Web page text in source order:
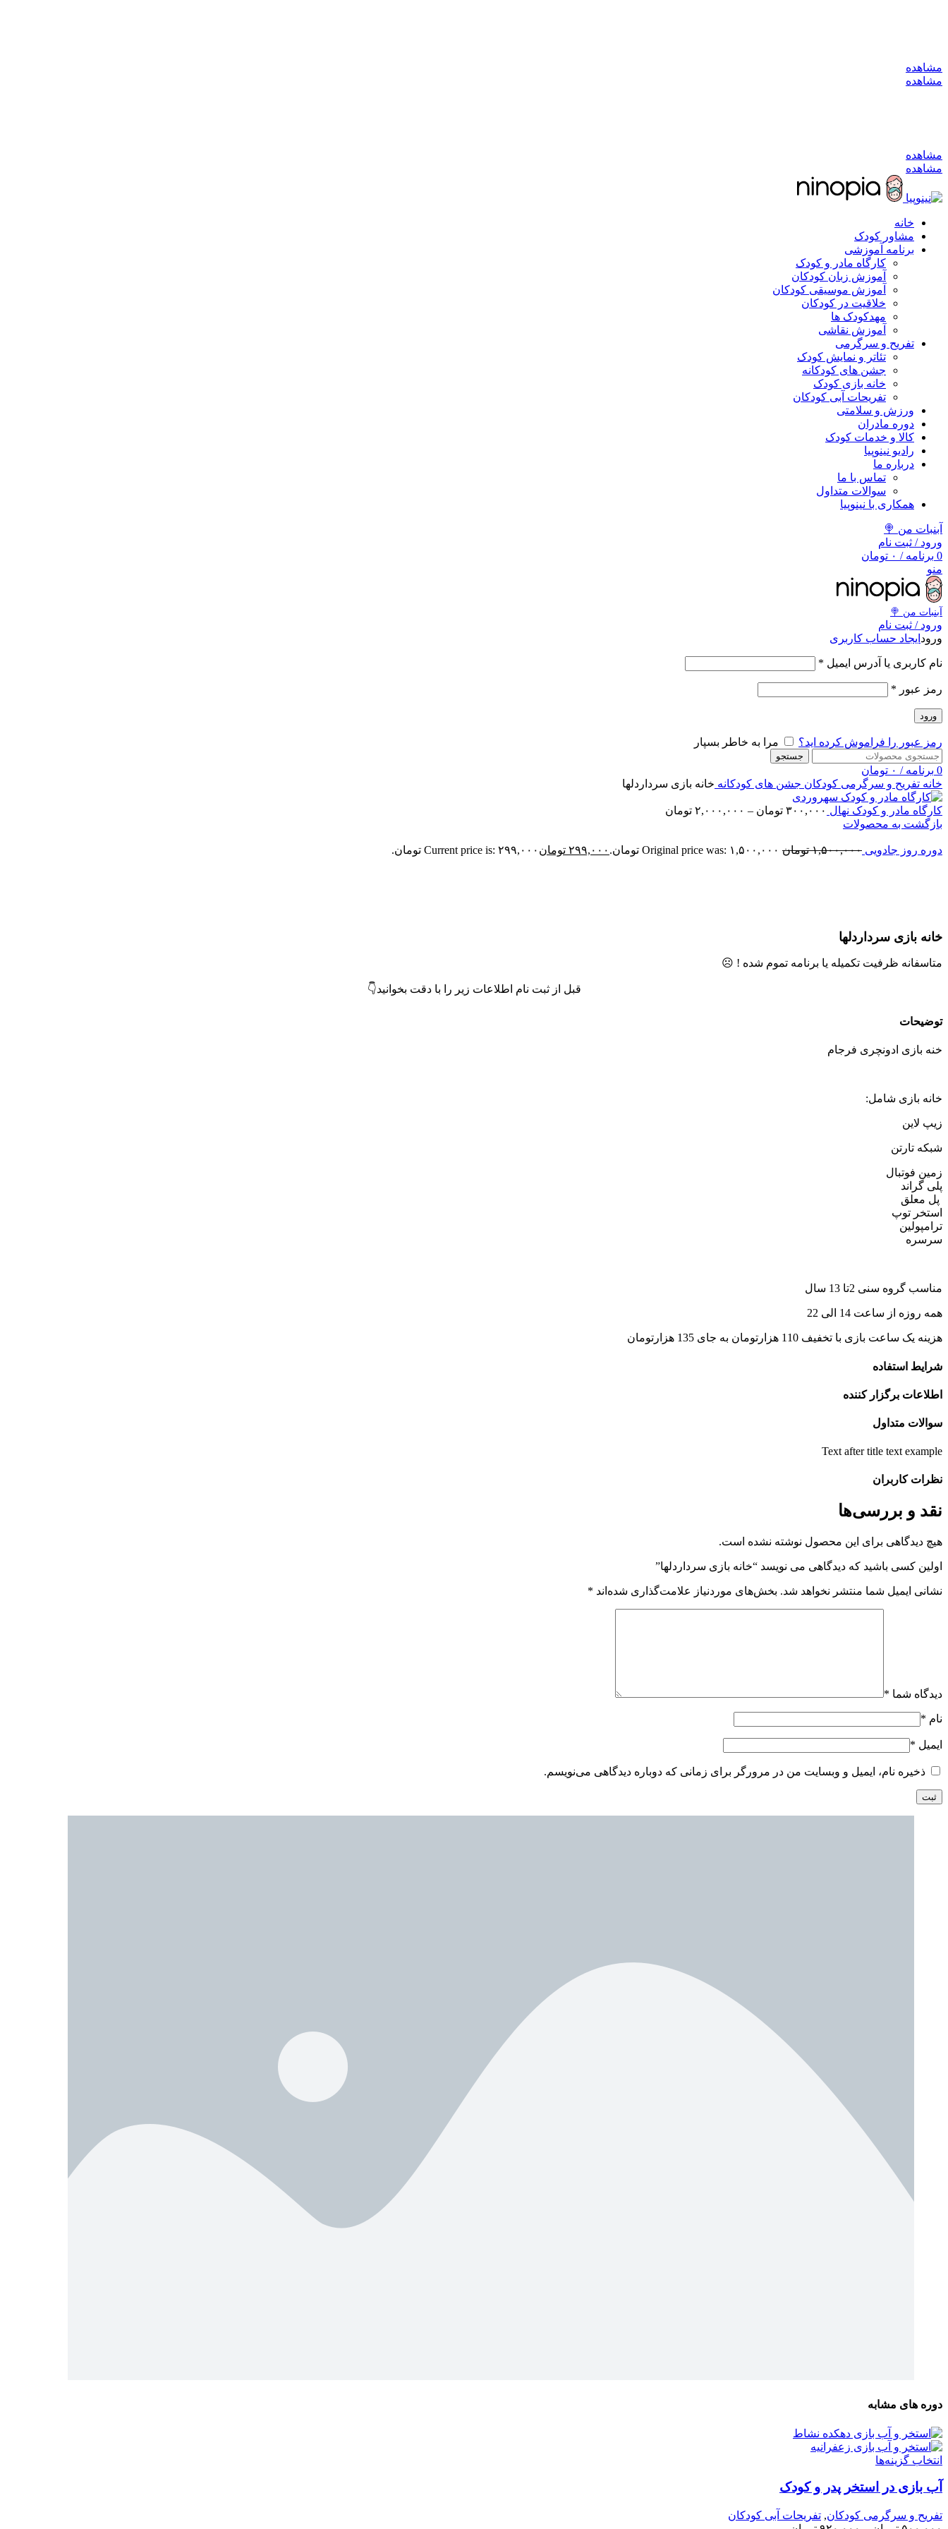
مشاهده
مشاهده
مشاهده
مشاهده
خانه
مشاور کودک
برنامه آموزشی
کارگاه مادر و کودک
آموزش زبان کودکان
آموزش موسیقی کودکان
خلاقیت در کودکان
مهد‌کودک ها
آموزش نقاشی
تفریح و سرگرمی
تئاتر و نمایش کودک
جشن های کودکانه
خانه بازی کودک
تفریحات آبی کودکان
ورزش و سلامتی
دوره مادران
کالا و خدمات کودک
رادیو نینوپیا
درباره ما
تماس با ما
سوالات متداول
همکاری با نینوپیا
آبنبات من 🍭
ورود / ثبت نام
0 برنامه / ۰ تومان
منو
آبنبات‌ من 🍭
ورود / ثبت نام
ورود ایجاد حساب کاربری
نام کاربری یا آدرس ایمیل *
رمز عبور *
ورود
رمز عبور را فراموش کرده اید؟ مرا به خاطر بسپار
جستجو
0 برنامه / ۰ تومان
خانه تفریح و سرگرمی کودکان جشن های کودکانه خانه بازی سرداردلها
کارگاه مادر و کودک نهال ۳۰۰,۰۰۰ تومان – ۲,۰۰۰,۰۰۰ تومان
بازگشت به محصولات
دوره روز جادویی ۱,۵۰۰,۰۰۰ تومان Original price was: ۱,۵۰۰,۰۰۰ تومان. ۲۹۹,۰۰۰ تومان Current price is: ۲۹۹,۰۰۰ تومان.
خانه بازی سرداردلها
متاسفانه ظرفیت تکمیله یا برنامه تموم شده ! ☹️
قبل از ثبت نام اطلاعات زیر را با دقت بخوانید👇
توضیحات
خنه بازی ادونچری فرجام
خانه بازی شامل:
زیپ لاین
شبکه تارتن
️زمین فوتبال
پلی گراند‌‎
️ پل معلق
‌️استخر توپ
‌️ترامپولین
سرسره
مناسب گروه سنی 2تا 13 سال
همه روزه از ساعت 14 الی 22
هزینه یک ساعت بازی با تخفیف 110 هزارتومان به جای 135 هزارتومان
شرایط استفاده
اطلاعات برگزار کننده
سوالات متداول
Text after title text example
نظرات کاربران
نقد و بررسی‌ها
هیچ دیدگاهی برای این محصول نوشته نشده است.
اولین کسی باشید که دیدگاهی می نویسد “خانه بازی سرداردلها”
نشانی ایمیل شما منتشر نخواهد شد. بخش‌های موردنیاز علامت‌گذاری شده‌اند *
دیدگاه شما *
نام *
ایمیل *
ذخیره نام، ایمیل و وبسایت من در مرورگر برای زمانی که دوباره دیدگاهی می‌نویسم.
دوره های مشابه
انتخاب گزینه‌ها
آب بازی در استخر پدر و کودک
تفریح و سرگرمی کودکان, تفریحات آبی کودکان